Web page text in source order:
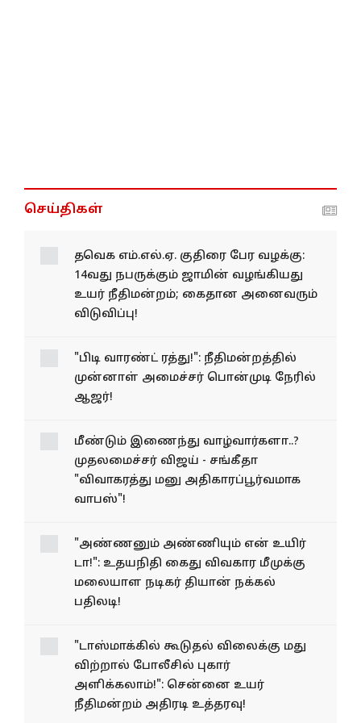
செய்திகள்
தவெக எம்.எல்.ஏ. குதிரை பேர
வழக்கு: 14வது நபருக்கும்
ஜாமின் வழங்கியது உயர்
"பிடி வாரண்ட் ரத்து!": நீதிமன்றத்தில்
முன்னாள் அமைச்சர் பொன்முடி நேரில்
மீண்டும் இணைந்து வாழ்வார்களா..?
முதலமைச்சர் விஜய் - சங்கீதா
"விவாகரத்து மனு அதிகாரப்பூர்வமாக
"அண்ணனும் அண்ணியும் என் உயிர்
டா!": உதயநிதி கைது விவகார மீமுக்கு
மலையாள நடிகர் தியான் நக்கல்
"டாஸ்மாக்கில் கூடுதல்
விலைக்கு மது விற்றால்
போலீசில் புகார்